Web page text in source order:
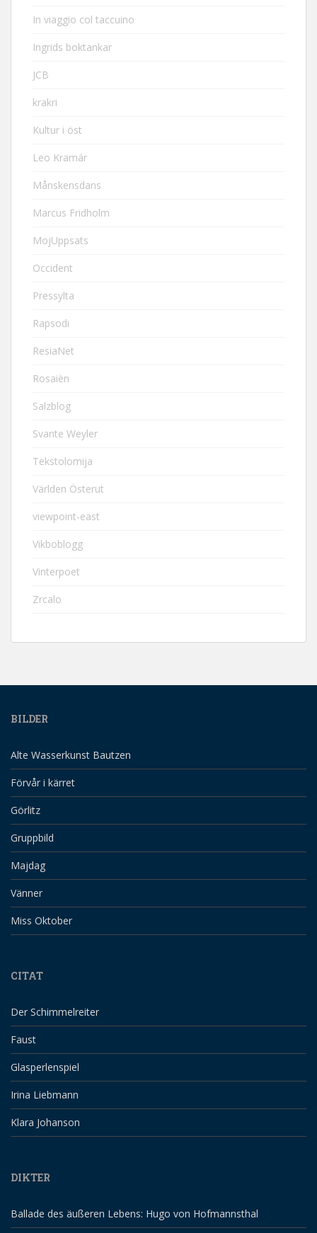
In viaggio col taccuino
Ingrids boktankar
JCB
krakri
Kultur i öst
Leo Kramár
Månskensdans
Marcus Fridholm
MojUppsats
Occident
Pressylta
Rapsodi
ResiaNet
Rosaièn
Salzblog
Svante Weyler
Tekstolomija
Världen Österut
viewpoint-east
Vikboblogg
Vinterpoet
Zrcalo
BILDER
Alte Wasserkunst Bautzen
Förvår i kärret
Görlitz
Gruppbild
Majdag
Vänner
Miss Oktober
CITAT
Der Schimmelreiter
Faust
Glasperlenspiel
Irina Liebmann
Klara Johanson
DIKTER
Ballade des äußeren Lebens: Hugo von Hofmannsthal